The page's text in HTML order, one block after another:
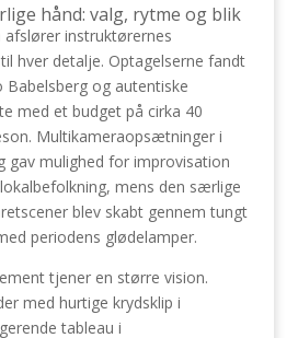
hånd: valg, rytme og blik
instruktørernes
hver detalje. Optagelserne fandt
og autentiske
med et budget på cirka 40
Multikameraopsætninger i
gav mulighed for improvisation
mens den særlige
blev skabt gennem tungt
periodens glødelamper.
tjener en større vision.
med hurtige krydsklip i
tableau i